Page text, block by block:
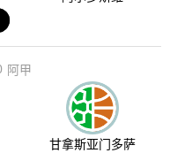
阿甲
甘拿斯亚门多萨